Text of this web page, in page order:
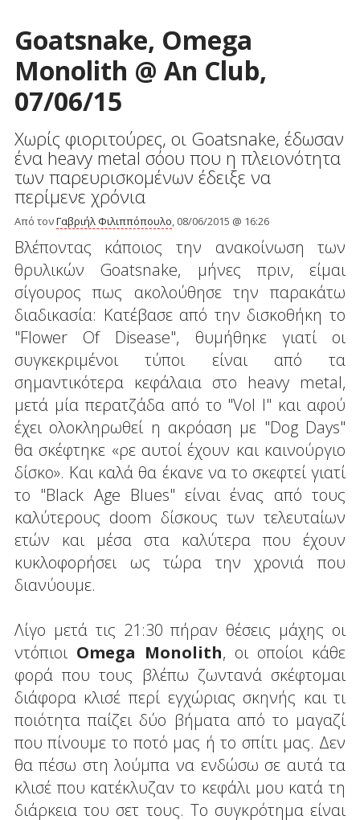
Goatsnake, Omega
Monolith @ An Club,
07/06/15
Χωρίς φιοριτούρες, οι Goatsnake, έδωσαν
ένα heavy metal σόου που η πλειονότητα
των παρευρισκομένων έδειξε να
περίμενε χρόνια
Από τονΓαβριήλ Φιλιππόπουλο, 08/06/2015 @ 16:26
Βλέποντας κάποιος την ανακοίνωση των
θρυλικών Goatsnake, μήνες πριν, είμαι
σίγουρος πως ακολούθησε την παρακάτω
διαδικασία: Κατέβασε από την δισκοθήκη το
"Flower Of Disease", θυμήθηκε γιατί οι
συγκεκριμένοι τύποι είναι από τα
σημαντικότερα κεφάλαια στο heavy metal,
μετά μία περατζάδα από το "Vol I" και αφού
έχει ολοκληρωθεί η ακρόαση με "Dog Days"
θα σκέφτηκε «ρε αυτοί έχουν και καινούργιο
δίσκο». Και καλά θα έκανε να το σκεφτεί γιατί
το "Black Age Blues" είναι ένας από τους
καλύτερους doom δίσκους των τελευταίων
ετών και μέσα στα καλύτερα που έχουν
κυκλοφορήσει ως τώρα την χρονιά που
διανύουμε.
Λίγο μετά τις 21:30 πήραν θέσεις μάχης οι
ντόπιοι Omega Monolith, οι οποίοι κάθε
φορά που τους βλέπω ζωντανά σκέφτομαι
διάφορα κλισέ περί εγχώριας σκηνής και τι
ποιότητα παίζει δύο βήματα από το μαγαζί
που πίνουμε το ποτό μας ή το σπίτι μας. Δεν
θα πέσω στη λούμπα να ενδώσω σε αυτά τα
κλισέ που κατέκλυζαν το κεφάλι μου κατά τη
διάρκεια του σετ τους. Το συγκρότημα είναι